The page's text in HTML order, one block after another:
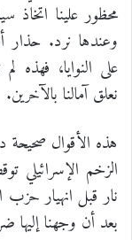
محظور علينا اتخاذ
وعندها نرد. حذار
على النوايا، فهذه
نعلق آمالنا بالآخرين.
هذه الأقوال صحيحة
الزخم
نار قبل انهيار حزب
بعد أن وجهنا إليها